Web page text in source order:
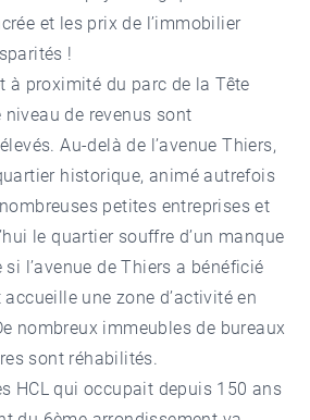
et les prix de l’immobilier
!
à proximité du parc de la Tête
niveau de revenus sont
Au-delà de l’avenue Thiers,
historique, animé autrefois
petites entreprises et
le quartier souffre d’un manque
l’avenue de Thiers a bénéficié
une zone d’activité en
nombreux immeubles de bureaux
sont réhabilités.
HCL qui occupait depuis 150 ans